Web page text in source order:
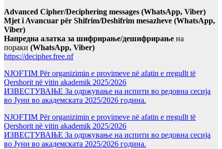
Advanced Cipher/Deciphering messages (WhatsApp, Viber)
Mjet i Avancuar për Shifrim/Deshifrim mesazheve (WhatsApp,
Viber)
Напредна алатка за шифрирање/дешифрирање на
пораки (WhatsApp, Viber)
https://decipher.free.nf
NJOFTIM Për organizimin e provimeve në afatin e rregullt të
Qershorit në vitin akademik 2025/2026
ИЗВЕСТУВАЊЕ За одржување на испити во редовна сесија
во Јуни во академската 2025/2026 година.
NJOFTIM Për organizimin e provimeve në afatin e rregullt të
Qershorit në vitin akademik 2025/2026
ИЗВЕСТУВАЊЕ За одржување на испити во редовна сесија
во Јуни во академската 2025/2026 година.